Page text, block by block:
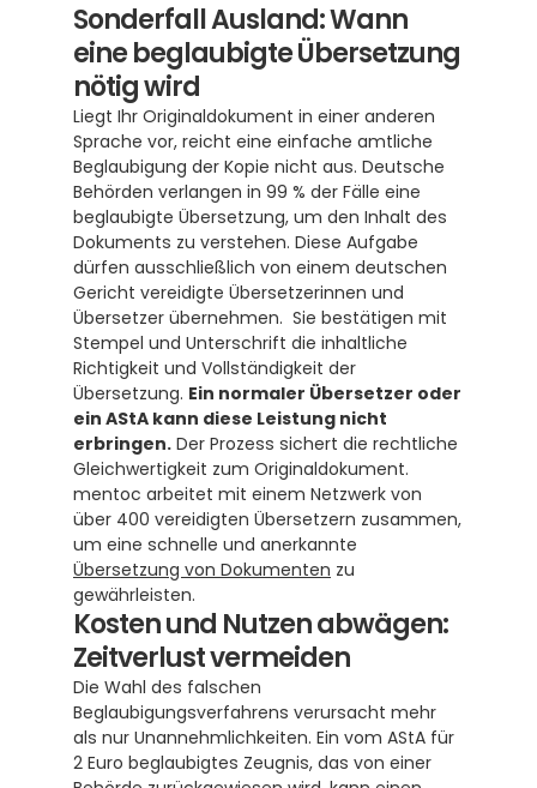
Sonderfall Ausland: Wann
eine beglaubigte Übersetzung
nötig wird
Liegt Ihr Originaldokument in einer anderen
Sprache vor, reicht eine einfache amtliche
Beglaubigung der Kopie nicht aus. Deutsche
Behörden verlangen in 99 % der Fälle eine
beglaubigte Übersetzung, um den Inhalt des
Dokuments zu verstehen. Diese Aufgabe
dürfen ausschließlich von einem deutschen
Gericht vereidigte Übersetzerinnen und
Übersetzer übernehmen.  Sie bestätigen mit
Stempel und Unterschrift die inhaltliche
Richtigkeit und Vollständigkeit der
Übersetzung. Ein normaler Übersetzer oder
ein AStA kann diese Leistung nicht
erbringen. Der Prozess sichert die rechtliche
Gleichwertigkeit zum Originaldokument.
mentoc arbeitet mit einem Netzwerk von
über 400 vereidigten Übersetzern zusammen,
Übersetzung von Dokumenten zu
gewährleisten.
Kosten und Nutzen abwägen:
Zeitverlust vermeiden
Die Wahl des falschen
Beglaubigungsverfahrens verursacht mehr
als nur Unannehmlichkeiten. Ein vom AStA für
2 Euro beglaubigtes Zeugnis, das von einer